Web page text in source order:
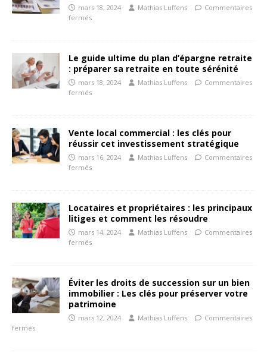
mars 18, 2024 Mathias Luffens
Commentaires
fermés
Le guide ultime du plan d’épargne retraite
: préparer sa retraite en toute sérénité
mars 18, 2024 Mathias Luffens
Commentaires
fermés
Vente local commercial : les clés pour
réussir cet investissement stratégique
mars 16, 2024 Mathias Luffens
Commentaires
fermés
Locataires et propriétaires : les principaux
litiges et comment les résoudre
mars 14, 2024 Mathias Luffens
Commentaires
fermés
Éviter les droits de succession sur un bien
immobilier : Les clés pour préserver votre
patrimoine
mars 12, 2024 Mathias Luffens
Commentaires
fermés